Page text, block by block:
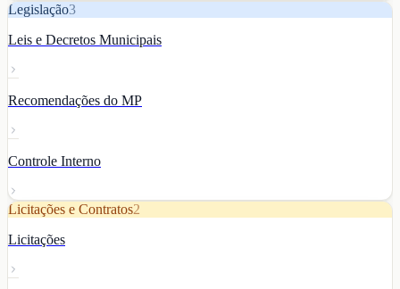
Legislação3
Leis e Decretos Municipais
Recomendações do MP
Controle Interno
Licitações e Contratos2
Licitações